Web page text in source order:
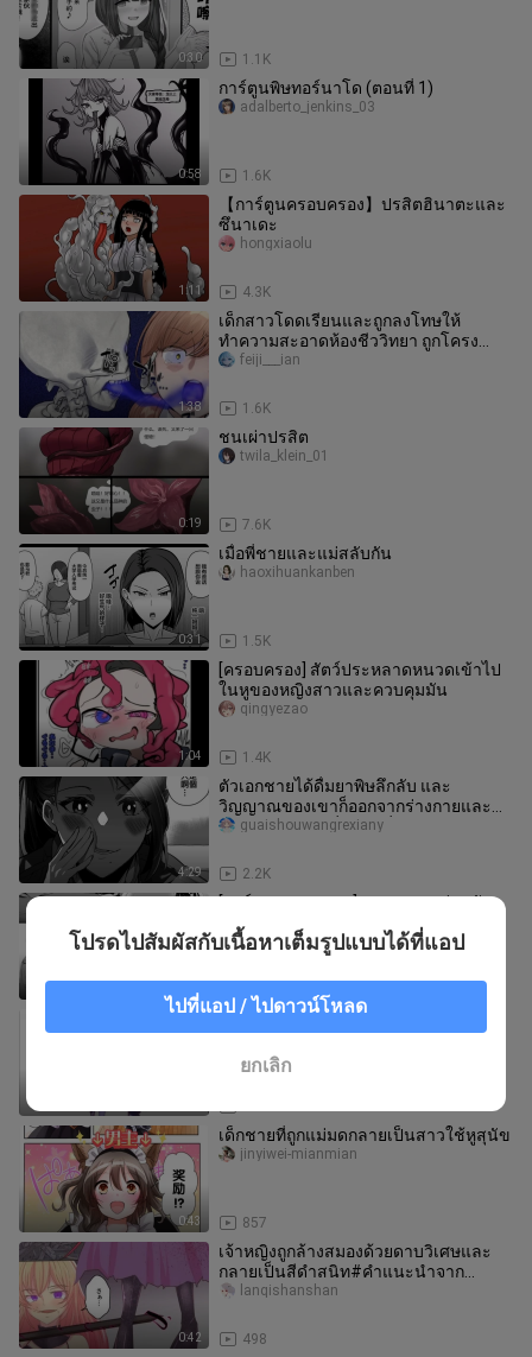
0:30 1.1K
0:58
การ์ตูนพิษทอร์นาโด (ตอนที่ 1)
1.6K
adalberto_jenkins_03
1:11
【การ์ตูนครอบครอง】ปรสิตฮินาตะและ
ซึนาเดะ
4.3K
hongxiaolu
1:38
เด็กสาวโดดเรียนและถูกลงโทษให้
ทำความสะอาดห้องชีววิทยา ถูกโครง
กระดูกเอาร่างของเธอออกไป
1.6K
feiji___ian
0:19
ชนเผ่าปรสิต
7.6K
twila_klein_01
0:31
เมื่อพี่ชายและแม่สลับกัน
1.5K
haoxihuankanben
1:04
[ครอบครอง] สัตว์ประหลาดหนวดเข้าไป
ในหูของหญิงสาวและควบคุมมัน
1.4K
qingyezao
4:29
ตัวเอกชายได้ดื่มยาพิษลึกลับ และ
วิญญาณของเขาก็ออกจากร่างกายและ
เข้าสิงและแทนที่ผู้หญิงที่สวยงาม
2.2K
guaishouwangrexiany
[การ์ตูนครอบครอง] ครอบครองน่ากลัว
(Bihang)
hongxiaolu
ครอบครอง
youyoudongmanshe
0:43
เด็กชายที่ถูกแม่มดกลายเป็นสาวใช้หูสุนัข
857
jinyiwei-mianmian
0:42
เจ้าหญิงถูกล้างสมองด้วยดาบวิเศษและ
กลายเป็นสีดำสนิท#คำแนะนำจาก
การ์ตูน
498
lanqishanshan
โปรดไปสัมผัสกับเนื้อหาเต็มรูปแบบได้ที่แอป
ไปที่แอป / ไปดาวน์โหลด
ยกเลิก